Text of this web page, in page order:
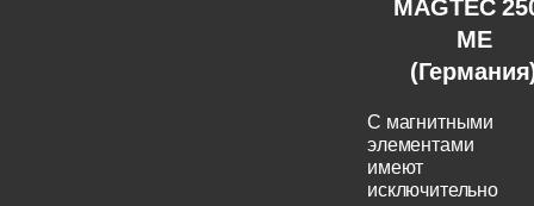
MAGTEC
ME
C магнитными
элементами
имеют
исключительно